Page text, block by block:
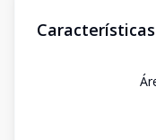
Características